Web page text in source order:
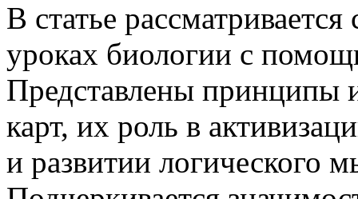
В статье
уроках биологии с
Представлены принципы
карт, их роль в
и развитии логического